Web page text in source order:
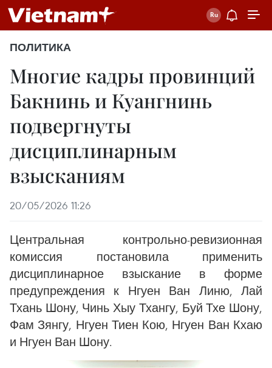
ПОЛИТИКА
Многие кадры провинций
Бакнинь и Куангнинь
подвергнуты
дисциплинарным
взысканиям
20/05/2026 11:26
Центральная контрольно-ревизионная
комиссия постановила применить
дисциплинарное взыскание в форме
предупреждения к Нгуен Ван Линю, Лай
Тхань Шону, Чинь Хыу Тхангу, Буй Тхе Шону,
Фам Зянгу, Нгуен Тиен Кою, Нгуен Ван Кхаю
и Нгуен Ван Шону.